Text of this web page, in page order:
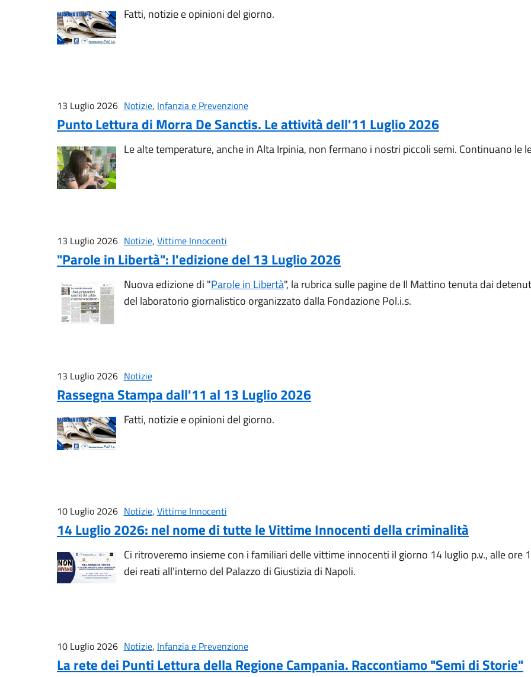
Fatti, notizie e opinioni del giorno.
13 Luglio 2026 Notizie, Infanzia e Prevenzione
Punto Lettura di Morra De Sanctis. Le attività dell'11 Luglio 2026
Le alte temperature, anche in Alta Irpinia, non fermano i nostri piccoli semi. Continuano le
13 Luglio 2026 Notizie, Vittime Innocenti
"Parole in Libertà": l'edizione del 13 Luglio 2026
Nuova edizione di "Parole in Libertà", la rubrica sulle pagine de Il Mattino tenuta dai
del laboratorio giornalistico organizzato dalla Fondazione Pol.i.s.
13 Luglio 2026 Notizie
Rassegna Stampa dall'11 al 13 Luglio 2026
Fatti, notizie e opinioni del giorno.
10 Luglio 2026 Notizie, Vittime Innocenti
14 Luglio 2026: nel nome di tutte le Vittime Innocenti della criminalità
Ci ritroveremo insieme con i familiari delle vittime innocenti il giorno 14 luglio p.v., alle ore
dei reati all'interno del Palazzo di Giustizia di Napoli.
10 Luglio 2026 Notizie, Infanzia e Prevenzione
La rete dei Punti Lettura della Regione Campania. Raccontiamo "Semi di Storie"